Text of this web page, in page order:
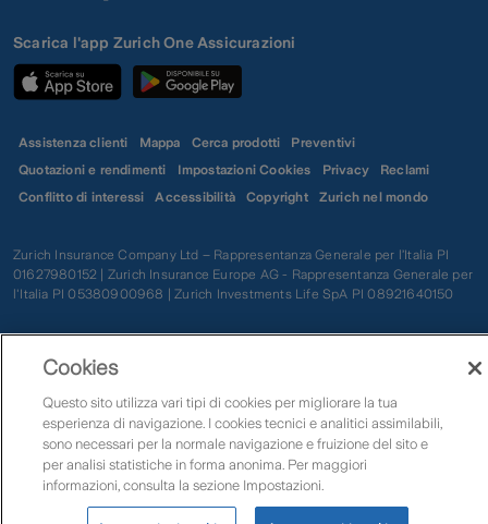
Scarica l'app Zurich One Assicurazioni
Assistenza clienti Mappa Cerca prodotti
Preventivi
Quotazioni e rendimenti
Impostazioni Cookies Privacy
Reclami
Conflitto di interessi
Accessibilità Copyright Zurich nel mondo
Zurich Insurance Company Ltd – Rappresentanza Generale per l’Italia PI
01627980152 | Zurich Insurance Europe AG - Rappresentanza Generale per
l'Italia PI 05380900968 | Zurich Investments Life SpA PI 08921640150
Cookies
Questo sito utilizza vari tipi di cookies per migliorare la tua
esperienza di navigazione. I cookies tecnici e analitici assimilabili,
sono necessari per la normale navigazione e fruizione del sito e
per analisi statistiche in forma anonima. Per maggiori
informazioni, consulta la sezione Impostazioni.